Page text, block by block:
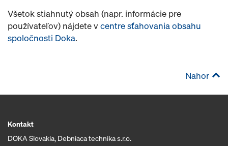
Všetok stiahnutý obsah (napr. informácie pre
používateľov) nájdete vcentre sťahovania obsahu
spoločnosti Doka.
Nahor
Kontakt
DOKA Slovakia, Debniaca technika s.r.o.